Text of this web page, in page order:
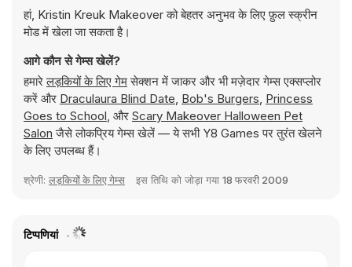
हां, Kristin Kreuk Makeover को बेहतर अनुभव के लिए फ़ुल स्क्रीन
मोड में खेला जा सकता है।
आगे कौन से गेम्स खेलें?
हमारेलड़कियों के लिए गेमसेक्शन में जाकर और भी मज़ेदार गेम्स एक्सप्लोर
करें और Draculaura Blind Date, Bob's Burgers, Princess
Goes to School, और Scary Makeover Halloween Pet
Salon जैसे लोकप्रिय गेम्स खेलें — ये सभी Y8 Games पर तुरंत खेलने
के लिए उपलब्ध हैं।
श्रेणी: लड़कियों के लिए गेम्स इस तिथि को जोड़ा गया 18 फरवरी 2009
टिप्पणियां